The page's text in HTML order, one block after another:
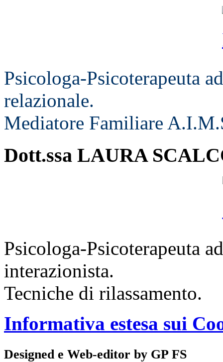
Psicologa-Psicoterapeuta
relazionale.
Mediatore Familiare
Dott.ssa LAURA
Psicologa-Psicoterapeuta
interazionista.
Tecniche di rilassamento.
Informativa estesa sui
Designed e Web-editor by GP FS